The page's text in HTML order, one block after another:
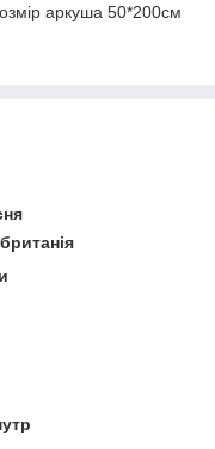
аркуша 50*200см